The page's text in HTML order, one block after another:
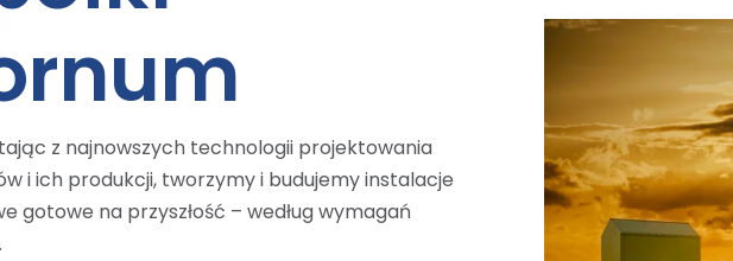
z najnowszych technologii projektowania
i ich produkcji, tworzymy i budujemy instalacje
gotowe na przyszłość – według wymagań